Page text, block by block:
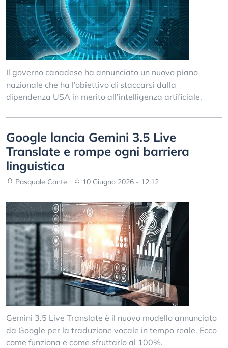
Il governo canadese ha annunciato un nuovo piano
nazionale che ha l’obiettivo di staccarsi dalla
dipendenza USA in merito all’intelligenza artificiale.
Google lancia Gemini 3.5 Live
Translate e rompe ogni barriera
linguistica
Pasquale Conte 10 Giugno 2026 - 12:12
Gemini 3.5 Live Translate è il nuovo modello annunciato
da Google per la traduzione vocale in tempo reale. Ecco
come funziona e come sfruttarlo al 100%.